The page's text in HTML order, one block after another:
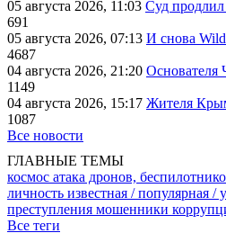
05 августа 2026, 11:03 Суд
691
05 августа 2026, 07:13 И снова
4687
04 августа 2026, 21:20 Основателя
1149
04 августа 2026, 15:17 Жителя
1087
Все новости
ГЛАВНЫЕ ТЕМЫ
космос атака дронов,
личность известная / популярная /
преступления мошенники
Все теги